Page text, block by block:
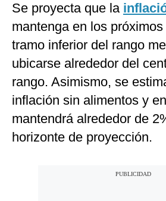
Se proyecta que la
mantenga en los
tramo inferior del rango
ubicarse alrededor del
rango. Asimismo, se
inflación sin alimentos y
mantendrá alrededor de
horizonte de proyección.